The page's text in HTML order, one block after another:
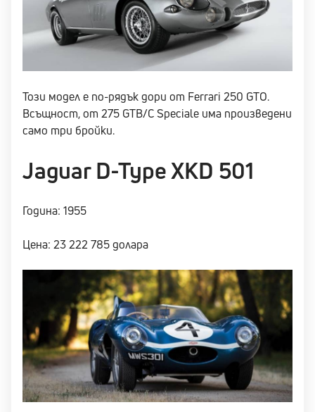
Този модел е по-рядък дори от Ferrari 250 GTO.
Всъщност, от 275 GTB/C Speciale има произведени
само три бройки.
Jaguar D-Type XKD 501
Година: 1955
Цена: 23 222 785 долара